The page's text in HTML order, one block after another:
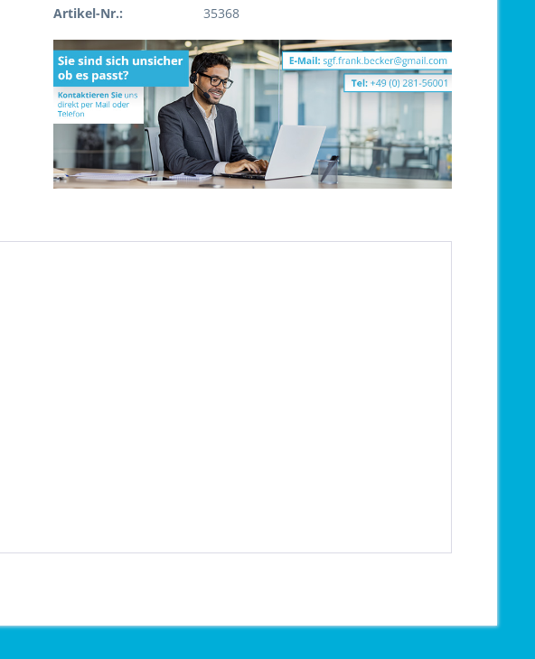
Artikel-Nr.: 35368